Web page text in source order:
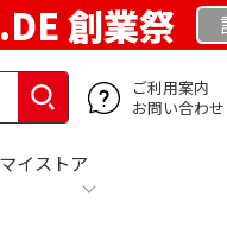
創業祭
ご利用案内
お問い合わせ
マイストア